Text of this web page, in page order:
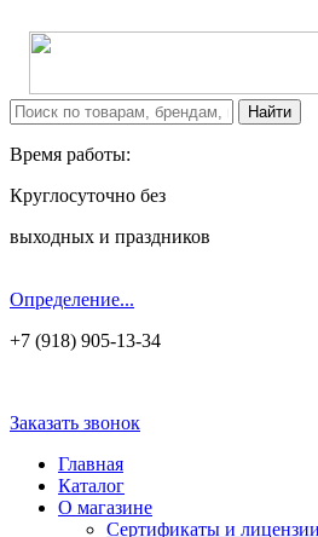
Время работы:
Круглосуточно без
выходных и праздников
Определение...
+7 (918) 905-13-34
Заказать звонок
Главная
Каталог
О магазине
Сертификаты и лицензии